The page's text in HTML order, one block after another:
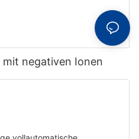
mit negativen Ionen